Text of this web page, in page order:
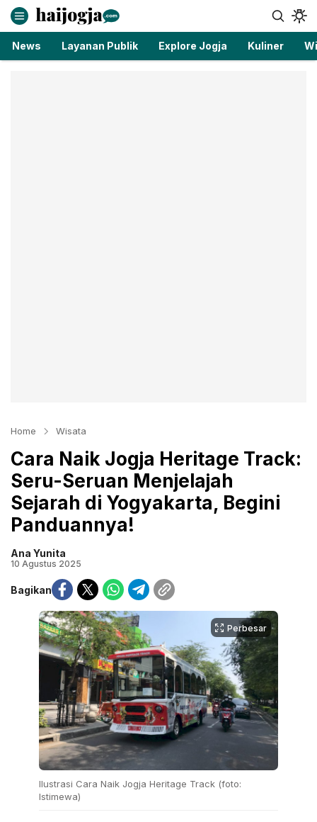
haijogja.com
Berita Jogja Terbaru dan Terkini
News Layanan Publik Explore Jogja Kuliner
Home Wisata
Cara Naik Jogja Heritage Track:
Seru-Seruan Menjelajah
Sejarah di Yogyakarta, Begini
Panduannya!
Ana Yunita
10 Agustus 2025
Bagikan
Perbesar
Ilustrasi Cara Naik Jogja Heritage Track (foto:
Istimewa)